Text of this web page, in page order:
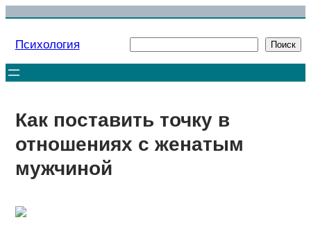
Перейти
Психология Поиск
Как поставить точку в
отношениях с женатым
мужчиной